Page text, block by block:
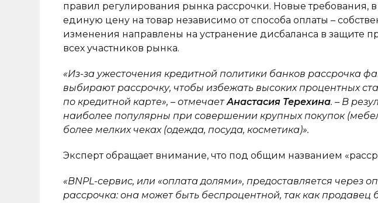
правил регулирования рынка рассрочки. Новые требования,
единую цену на товар независимо от способа оплаты –
изменения направлены на устранение дисбаланса в защите
всех участников рынка.
«Из-за ужесточения кредитной политики банков рассрочка
выбирают рассрочку, чтобы избежать высоких процентных
по кредитной карте», – отмечаетАнастасия Терехина. – В
наиболее популярны при совершении крупных покупок
более мелких чеках (одежда, посуда, косметика)».
Эксперт обращает внимание, что под общим названием
«BNPL-сервис, или «оплата долями», предоставляется через
рассрочка: она может быть беспроцентной, так как